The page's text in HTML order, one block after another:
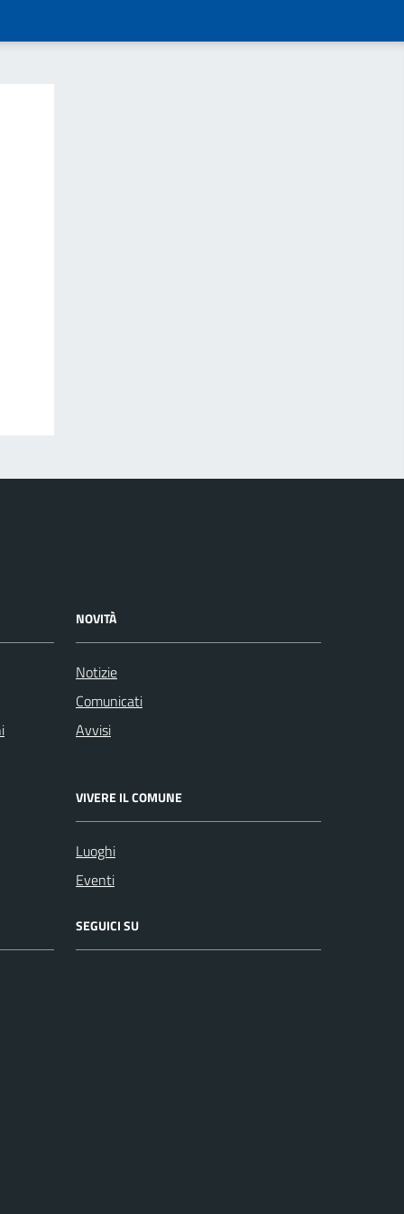
NOVITÀ
Notizie
Comunicati
Avvisi
VIVERE IL COMUNE
Luoghi
Eventi
SEGUICI SU